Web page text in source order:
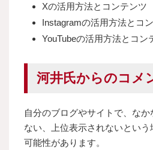
Xの活用方法とコンテンツ
Instagramの活用方法とコ
YouTubeの活用方法とコン
河井氏からのコメ
自分のブログやサイトで、な
ない、上位表示されないとい
可能性があります。